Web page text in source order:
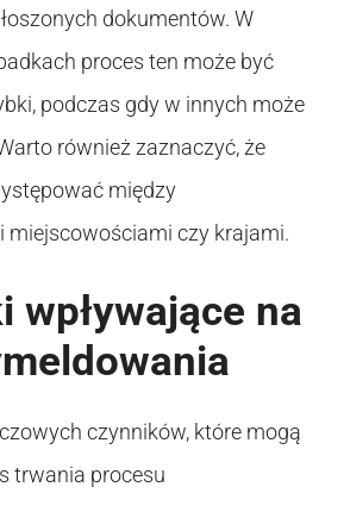
dokumentów. W
proces ten może być
podczas gdy w innych może
również zaznaczyć, że
między
miejscowościami czy krajami.
wpływające na
czynników, które mogą
trwania procesu